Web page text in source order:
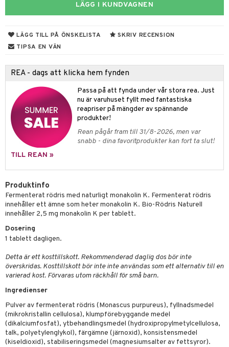
LÄGG I KUNDVAGNEN
LÄGG TILL PÅ ÖNSKELISTA
SKRIV RECENSION
TIPSA EN VÄN
REA - dags att klicka hem fynden
Passa på att fynda under vår stora rea. Just
nu är varuhuset fyllt med fantastiska
reapriser på mängder av spännande
produkter!
Rean pågår fram till 31/8-2026, men var
snabb - dina favoritprodukter kan fort ta slut!
TILL REAN »
Produktinfo
Fermenterat rödris med naturligt monakolin K. Fermenterat rödris
innehåller ett ämne som heter monakolin K. Bio-Rödris Naturell
innehåller 2,5 mg monakolin K per tablett.
Dosering
1 tablett dagligen.
Detta är ett kosttillskott. Rekommenderad daglig dos bör inte
överskridas. Kosttillskott bör inte inte användas som ett alternativ till en
varierad kost. Förvaras utom räckhåll för små barn.
Ingredienser
Pulver av fermenterat rödris (Monascus purpureus), fyllnadsmedel
(mikrokristallin cellulosa), klumpförebyggande medel
(dikalciumfosfat), ytbehandlingsmedel (hydroxipropylmetylcellulosa,
talk, polyetylenglykol), färgämne (järnoxid), konsistensmedel
(kiseldioxid), stabiliseringsmedel (magnesiumsalter av fettsyror).
& nötter
& buljong
& oro
fot
dusch & tvål
K
svar